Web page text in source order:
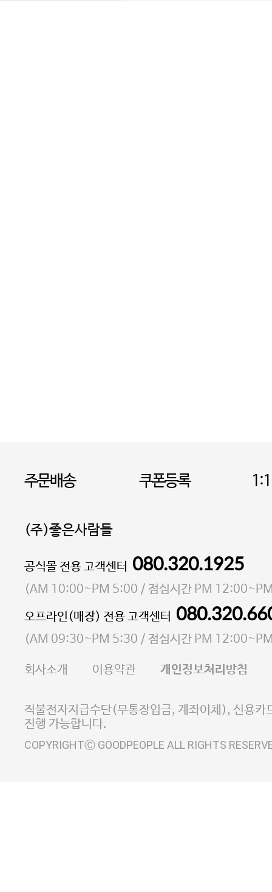
주문배송 쿠폰등록
(주)좋은사람들
대표 이성현,박영환| 개인정보관리책임자 김상현
소재지 서울특별시 마포구 마포대로4다길 41 마포
통신판매업 신고번호 2023-서울마포-3931호
사업자등록번호 105-81-58242
E-MAIL goodpeople@gpin.co.kr
사업자정보확인
이니시스 에스크로 서비
공식몰 전용 고객센터 080.320.1925
(AM 10:00~PM 5:00 / 점심시간 PM
오프라인(매장) 전용 고객센터
(AM 09:30~PM 5:30 / 점심시간 PM
회사소개 이용약관 개인정보처리방침
직불전자지급수단(무통장입금, 계좌이체), 신용카
진행 가능합니다.
COPYRIGHTⒸ GOODPEOPLE ALL RIGHTS